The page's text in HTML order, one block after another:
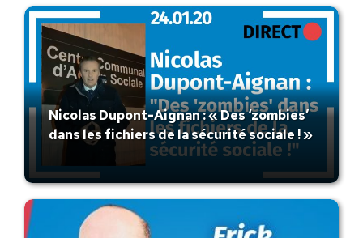
Nicolas Dupont-Aignan : « Des ‘zombies’
dans les fichiers de la sécurité sociale ! »